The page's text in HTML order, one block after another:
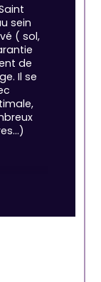
sein
( sol,
de
Il se
une
mais